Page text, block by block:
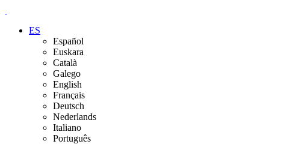
ES
Español
Euskara
Català
Galego
English
Français
Deutsch
Nederlands
Italiano
Português